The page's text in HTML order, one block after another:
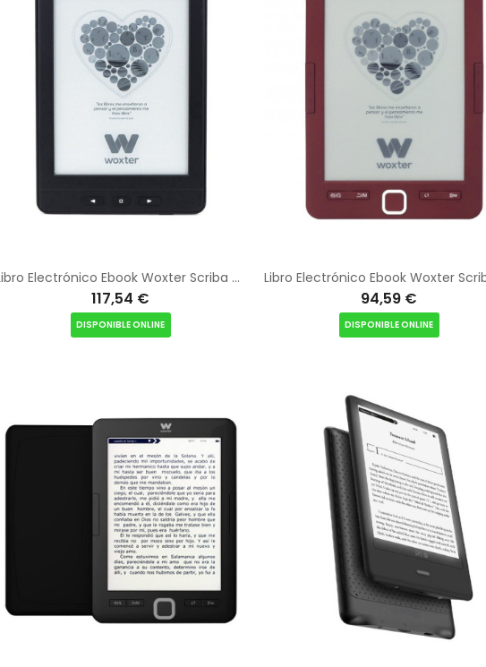
Libro Electrónico Ebook Woxter Scriba Paperlight TP/ 6" tactil retroiluminado Tinta Electrónica/ Negro
117,54 €
DISPONIBLE ONLINE
94,59 €
DISPONIBLE ONLINE